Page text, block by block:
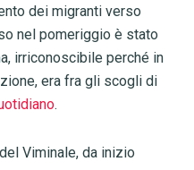
dei migranti verso
nel pomeriggio è stato
irriconoscibile perché in
era fra gli scogli di
.
Viminale, da inizio